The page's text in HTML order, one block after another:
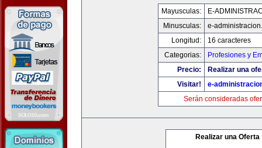
Mayusculas:
E-
Minusculas:
e-
Longitud:
16 caracteres
Categorias:
Profesiones y
Precio:
Realizar una
Visitar!
e-
Serán consideradas
Realizar una Oferta